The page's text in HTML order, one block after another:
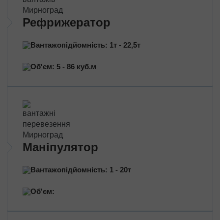
Перевезення нафтопродуктів
Перевезення квітів
Рефрижератор
Вантажопідйомність: 1т - 22,5т
Об'єм: 5 - 86 куб.м
Маніпулятор
Вантажопідйомність: 1 - 20т
Об'єм: